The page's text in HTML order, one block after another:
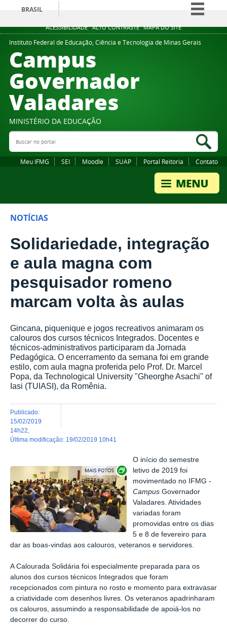
ACESSIBILIDADE ALTO CONTRASTE MAPA DO SITE
BRASIL
Simplifique!
Comunica BR
Instituto Federal de Educação, Ciência e Tecnologia de Minas Gerais
Campus
Governador
Valadares
MINISTÉRIO DA EDUCAÇÃO
Buscar no portal
Meu IFMG SEI Moodle SUAP Portal Reitoria Contato
NOTÍCIAS
Solidariedade, integração
e aula magna com
pesquisador romeno
marcam volta às aulas
Gincana, piquenique e jogos recreativos animaram os
calouros dos cursos técnicos Integrados. Docentes e
técnicos-administrativos participaram da Jornada
Pedagógica. O encerramento da semana foi em grande
estilo, com aula magna proferida pelo Prof. Dr. Marcel
Popa, da Technological University "Gheorghe Asachi" of
Iasi (TUIASI), da Romênia.
publicado:
15/02/2019
14h22
última modificação: 19/02/2019 10h41
Exibir carrossel de imagens
O início do semestre
letivo de 2019 foi
movimentado no IFMG -
Campus Governador
Valadares. Atividades
variadas foram
promovidas entre os dias
5 e 8 de fevereiro para
dar as boas-vindas aos calouros, veteranos e servidores.
A Calourada Solidária foi especialmente preparada para os
alunos dos cursos técnicos Integrados que foram
recepcionados com pintura no rosto e momento para extravasar
a criatividade com desenhos livres. Os veteranos apadrinharam
os calouros, assumindo a responsabilidade de apoiá-los no
decorrer do curso.